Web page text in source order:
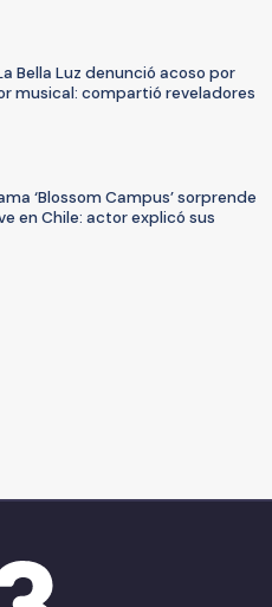
Bella Luz denunció acoso por
musical: compartió reveladores
‘Blossom Campus’ sorprende
en Chile: actor explicó sus